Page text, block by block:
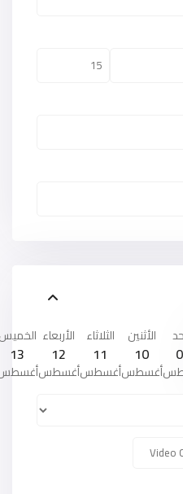
الأثنين
10
أغسطس
الثلاثاء
11
أغسطس
الأربعاء
12
أغسطس
13
Video